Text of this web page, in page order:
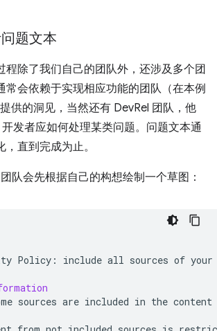
题文本
程除了我们自己的团队外，还涉及多个团
常会依赖于实现相应功能的团队（在本例
供的洞见，当然还有 DevRel 团队，他
发者应如何处理某类问题。问题文本通
直到完成为止。
队会先根据自己的构想绘制一个草图：
Policy: include all sources of
sources are included in the